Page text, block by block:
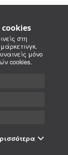
στη
μόνο
cookies.